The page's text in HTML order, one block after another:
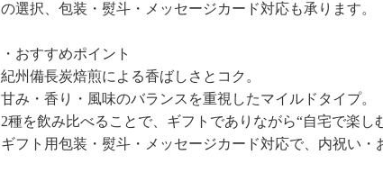
の選択、包装・熨斗・メッセージカード対応も承ります。
・おすすめポイント
紀州備長炭焙煎による香ばしさとコク。
甘み・香り・風味のバランスを重視したマイルドタイプ。
2種を飲み比べることで、ギフトでありながら“自宅で楽し
ギフト用包装・熨斗・メッセージカード対応で、内祝い・